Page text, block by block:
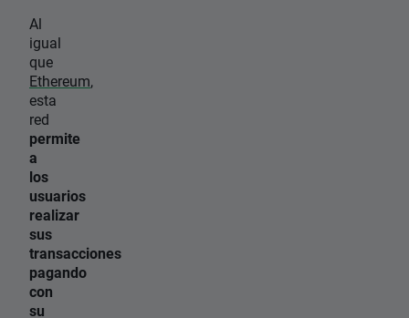
Al
igual
que
Ethereum,
esta
red
permite
a
los
usuarios
realizar
sus
transacciones
pagando
con
su